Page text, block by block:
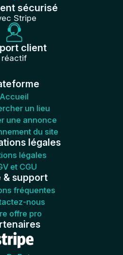
sécurisé
Stripe
client
réactif
Accueil
un lieu
une annonce
du site
légales
légales
et CGU
& support
fréquentes
nous
offre pro